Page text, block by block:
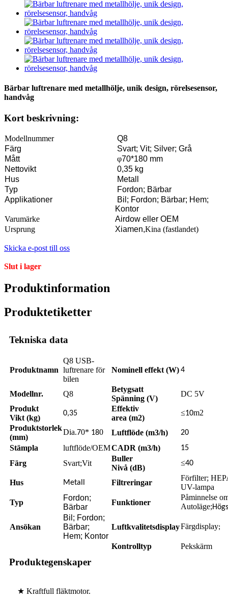
Bärbar luftrenare med metallhölje, unik design, rörelsesensor,
handvåg
Kort beskrivning:
Modellnummer
Q8
Färg
Svart; Vit; Silver; Grå
Mått
φ70*180 mm
Nettovikt
0,35 kg
Hus
Metall
Typ
Fordon; Bärbar
Applikationer
Bil; Fordon; Bärbar; Hem;
Kontor
Varumärke
Airdow eller OEM
Ursprung
Xiamen,Kina (fastlandet)
Skicka e-post till oss
Slut i lager
Produktinformation
Produktetiketter
Tekniska data
Produktnamn
Q8 USB-
luftrenare för
bilen
Nominell effekt (W)4
Modellnr. Q8
Betygsatt
Spänning (V)
DC 5V
Produkt
Vikt (kg)
0,35
Effektiv
area (m2)
≤10m2
Produktstorlek
(mm)
Dia.70* 180 Luftflöde (m3/h) 20
Stämpla luftflöde/OEMCADR (m3/h) 15
Färg Svart;Vit
Buller
Nivå (dB)
≤40
Hus Metall Filtreringar
Förfilter;
UV-lampa
Typ
Fordon;
Bärbar
Funktioner
Påminnelse
Autoläge;
Ansökan
Bil; Fordon;
Bärbar;
Hem; Kontor
LuftkvalitetsdisplayFärgdisplay;
Kontrolltyp Pekskärm
Produktegenskaper
★ Kraftfull fläktmotor.